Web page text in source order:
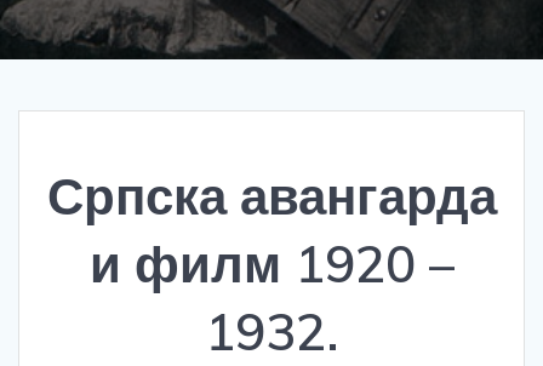
Српска авангарда
и филм 1920 –
1932.